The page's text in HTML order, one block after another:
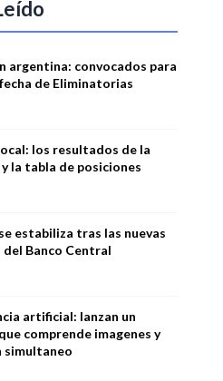
argentina: convocados para
de Eliminatorias
los resultados de la
la tabla de posiciones
estabiliza tras las nuevas
del Banco Central
artificial: lanzan un
comprende imagenes y
simultaneo